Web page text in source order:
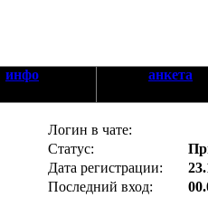
инфо анкета
Логин в чате:
Статус:
Дата регистрации:
Последний вход: